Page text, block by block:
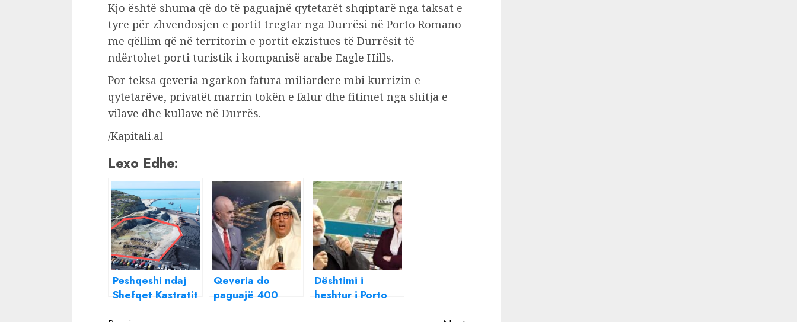
Kjo është shuma që do të paguajnë qytetarët shqiptarë nga taksat e
tyre për zhvendosjen e portit tregtar nga Durrësi në Porto Romano
me qëllim që në territorin e portit ekzistues të Durrësit të
ndërtohet porti turistik i kompanisë arabe Eagle Hills.
Por teksa qeveria ngarkon fatura miliardere mbi kurrizin e
qytetarëve, privatët marrin tokën e falur dhe fitimet nga shitja e
vilave dhe kullave në Durrës.
/Kapitali.al
Lexo Edhe:
Peshqeshi ndaj
Shefqet Kastratit
Qeveria do
paguajë 400
Dështimi i
heshtur i Porto